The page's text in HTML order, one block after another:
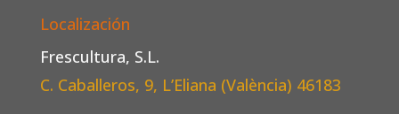
Localización
Frescultura, S.L.
C. Caballeros, 9, L’Eliana (València) 46183